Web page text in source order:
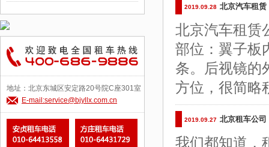
2019.09.28 北京汽车租
北京汽车租赁
部位：翼子板
条。后视镜的
方位，很简略
2019.09.27 北京租车公
我们都知道，
地址：北京东城区安定路20号院C座301室
E-mail:service@bjyllx.com.cn